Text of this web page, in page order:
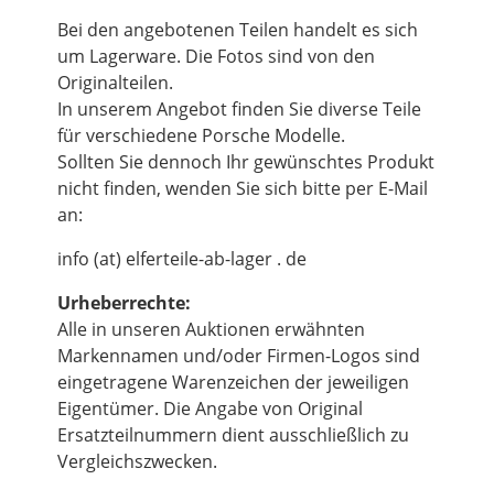
Bei den angebotenen Teilen handelt es sich
um Lagerware. Die Fotos sind von den
Originalteilen.
In unserem Angebot finden Sie diverse Teile
für verschiedene Porsche Modelle.
Sollten Sie dennoch Ihr gewünschtes Produkt
nicht finden, wenden Sie sich bitte per E-Mail
an:
info (at) elferteile-ab-lager . de
Urheberrechte:
Alle in unseren Auktionen erwähnten
Markennamen und/oder Firmen-Logos sind
eingetragene Warenzeichen der jeweiligen
Eigentümer. Die Angabe von Original
Ersatzteilnummern dient ausschließlich zu
Vergleichszwecken.